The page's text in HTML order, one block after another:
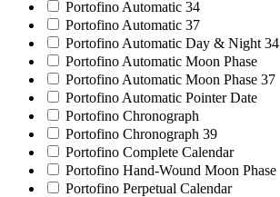
Portofino Automatic 34
Portofino Automatic 37
Portofino Automatic Day & Night 34
Portofino Automatic Moon Phase
Portofino Automatic Moon Phase 37
Portofino Automatic Pointer Date
Portofino Chronograph
Portofino Chronograph 39
Portofino Complete Calendar
Portofino Hand-Wound Moon Phase
Portofino Perpetual Calendar